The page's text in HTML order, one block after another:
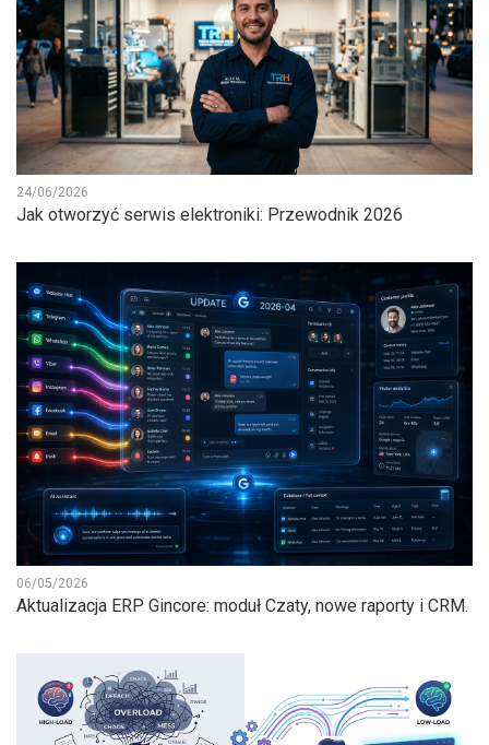
24/06/2026
Jak otworzyć serwis elektroniki: Przewodnik 2026
06/05/2026
Aktualizacja ERP Gincore: moduł Czaty, nowe raporty i CRM.